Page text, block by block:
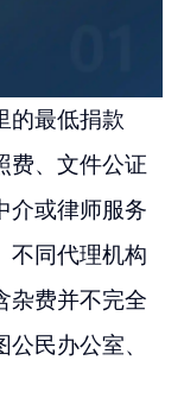
的最低捐款
费、文件公证
介或律师服务
不同代理机构
杂费并不完全
民办公室、